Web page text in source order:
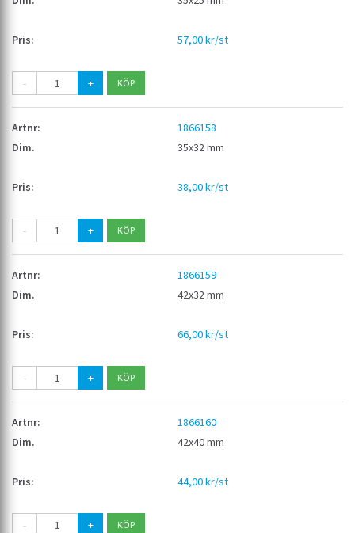
57,00 kr/st
- +
1866158
35x32 mm
38,00 kr/st
- +
1866159
42x32 mm
66,00 kr/st
- +
1866160
42x40 mm
44,00 kr/st
- +